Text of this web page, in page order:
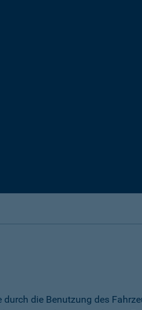
die Benutzung des